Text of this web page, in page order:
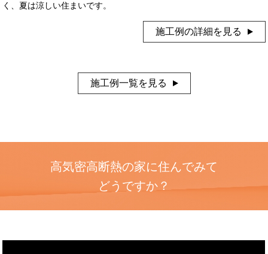
く、夏は涼しい住まいです。
施工例の詳細を見る
施工例一覧を見る
高気密高断熱の家に住んでみて
どうですか？